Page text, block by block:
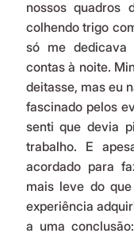
nossos quadros
colhendo trigo
só me
contas à noite.
deitasse, mas eu
fascinado pelos
senti que devia
trabalho. E
acordado para
mais leve do
experiência
a uma